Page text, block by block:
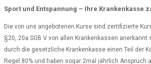
Sport und Entspannung – Ihre Krankenkasse
Die von uns angebotenen Kurse sind zertifizierte
§20, 20a SGB V von allen Krankenkassen anerkannt
durch die gesetzliche Krankenkasse einen Teil der
Regel 80% und haben sogar 2mal jährlich Anspruch